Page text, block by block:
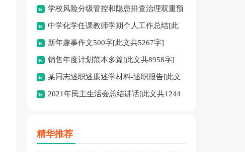
1862字]
学校风险分级管控和隐患排查治理双重预
防“双控”工作方案[此文共2850字]
中学化学任课教师学期个人工作总结[此
文共1212字]
新年趣事作文500字[此文共5267字]
销售年度计划范本多篇[此文共8958字]
某同志述职述廉述学材料-述职报告[此文
共8362字]
2021年民主生活会总结讲话[此文共1244
精华推荐